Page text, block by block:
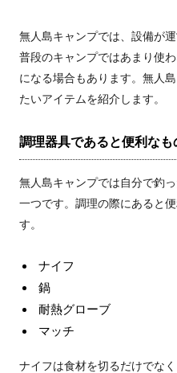
無人島キャンプでは、設備が
普段のキャンプではあまり使
になる場合もあります。無人
たいアイテムを紹介します。
調理器具であると便利なも
無人島キャンプでは自分で釣
一つです。調理の際にあると
す。
ナイフ
鍋
耐熱グローブ
マッチ
ナイフは食材を切るだけでな